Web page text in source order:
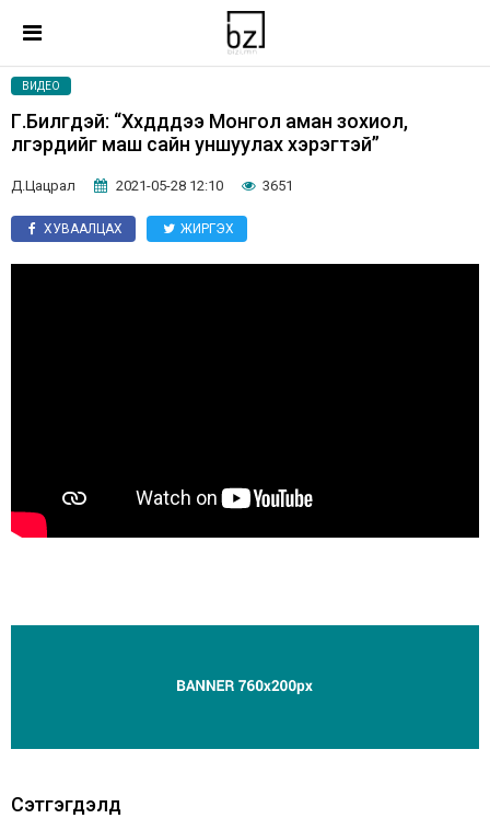
ВИДЕО
Г.Билгүүдэй: “Хүүхдүүддээ Монгол аман зохиол,
үлгэрүүдийг маш сайн уншуулах хэрэгтэй”
Д.Цацрал 2021-05-28 12:10 3651
ХУВААЛЦАХ ЖИРГЭХ
Сэтгэгдэлүүд